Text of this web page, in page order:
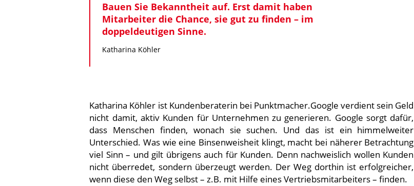
Bauen Sie Bekanntheit auf. Erst damit haben
Mitarbeiter die Chance, sie gut zu finden – im
doppeldeutigen Sinne.
Katharina Köhler
Katharina Köhler ist Kundenberaterin bei Punktmacher.Google verdient sein Geld
nicht damit, aktiv Kunden für Unternehmen zu generieren. Google sorgt dafür,
dass Menschen finden, wonach sie suchen. Und das ist ein himmelweiter
Unterschied. Was wie eine Binsenweisheit klingt, macht bei näherer Betrachtung
viel Sinn – und gilt übrigens auch für Kunden. Denn nachweislich wollen Kunden
nicht überredet, sondern überzeugt werden. Der Weg dorthin ist erfolgreicher,
wenn diese den Weg selbst – z.B. mit Hilfe eines Vertriebsmitarbeiters – finden.